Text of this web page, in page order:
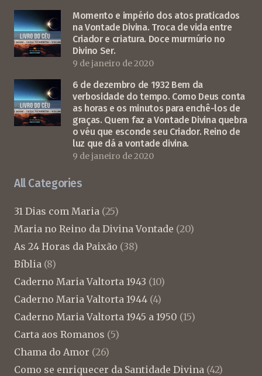
Momento e império dos atos praticados
na Vontade Divina. Troca de vida entre
Criador e criatura. Doce murmúrio no
Divino Ser.
9 de janeiro de 2020
6 de dezembro de 1932 Bem da
verbosidade do tempo. Como Deus conta
as horas e os minutos para enchê-los de
graças. Quem faz a Vontade Divina quebra
o véu que esconde seu Criador. Reino de
luz que dá a vontade divina.
9 de janeiro de 2020
All Categories
31 Dias com Maria (25)
Maria no Reino da Divina Vontade (20)
As 24 Horas da Paixão (38)
Bíblia (8)
Caderno Maria Valtorta 1943 (10)
Caderno Maria Valtorta 1944 (4)
Caderno Maria Valtorta 1945 a 1950 (15)
Carta aos Romanos (5)
Chama do Amor (26)
Como se enriquecer da Santidade Divina (42)